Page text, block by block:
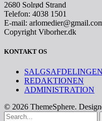
2680 Solrød Strand
Telefon: 4038 1501
E-mail:
Copyright Viborher.dk
KONTAKT OS
SALGSAFDELINGEN
REDAKTIONEN
ADMINISTRATION
© 2026 ThemeSphere.